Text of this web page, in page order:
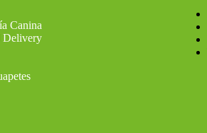
Canina
Delivery